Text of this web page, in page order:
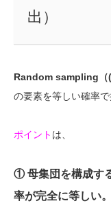
出）
Random sampling（(
の要素を等しい確率
ポイント は、
① 母集団を構成す
率が完全に等しい。